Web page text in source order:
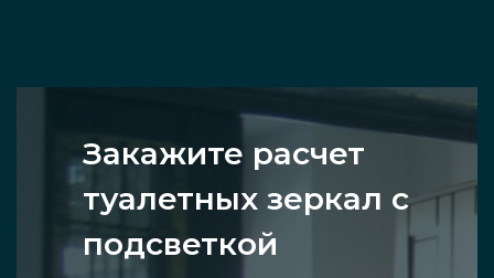
Закажите расчет
туалетных зеркал с
подсветкой